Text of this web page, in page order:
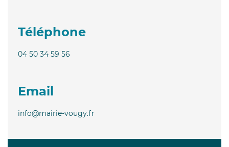
Téléphone
04 50 34 59 56
Email
info@mairie-vougy.fr